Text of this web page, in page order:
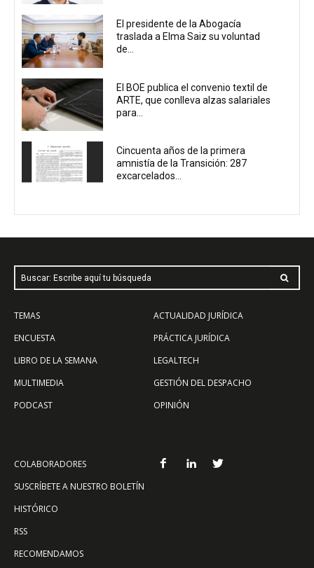
El presidente de la Abogacía
traslada a Elma Saiz su voluntad
de...
El BOE publica el convenio textil de
ARTE, que conlleva alzas salariales
para...
Cincuenta años de la primera
amnistía de la Transición: 287
excarcelados...
Buscar: Escribe aquí tu búsqueda
TEMAS
ENCUESTA
LIBRO DE LA SEMANA
MULTIMEDIA
PODCAST
ACTUALIDAD JURÍDICA
PRÁCTICA JURÍDICA
LEGALTECH
GESTIÓN DEL DESPACHO
OPINIÓN
COLABORADORES
SUSCRÍBETE A NUESTRO BOLETÍN
HISTÓRICO
RSS
RECOMENDAMOS